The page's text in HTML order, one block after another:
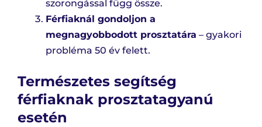
szorongással függ össze.
Férfiaknál gondoljon a
megnagyobbodott prosztatára – gyakori
probléma 50 év felett.
Természetes segítség
férfiaknak prosztatagyanú
esetén